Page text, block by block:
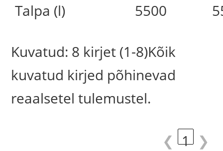
Talpa (l)
5500
Kuvatud: 8 kirjet (1-8)Kõik
kuvatud kirjed põhinevad
reaalsetel tulemustel.
❮ 1 ❯